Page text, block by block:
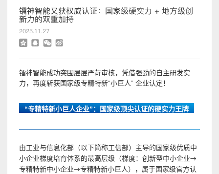
镭神智能又获权威认证：国家级硬实力 + 地方级创
新力的双重加持
2025.11.27
镭神智能成功突围层层严苛审核，凭借强劲的自主研发实
力，再度斩获 国家级专精特新“小巨人” 企业认定！
“专精特新小巨人企业”：国家级顶尖认证的硬实力王牌
由工业与信息化部（以下简称工信部） 主导的 国家级优质中
小企业梯度培育体系的最高层级（梯度：创新型中小企业→
专精特新中小企业→专精特新小巨人 ），属于国家级官方认